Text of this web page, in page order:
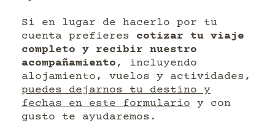
Si en lugar de hacerlo por tu
cuenta prefieres cotizar tu viaje
completo y recibir nuestro
acompañamiento , incluyendo
alojamiento, vuelos y actividades,
puedes dejarnos tu destino y
fechas en este formulario y con
gusto te ayudaremos.